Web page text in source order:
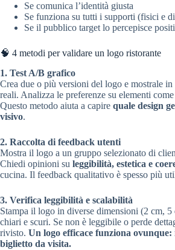
Se comunica l’identità giusta
Se funziona su tutti i supporti (fisici e
Se il pubblico target lo percepisce
🧠 4 metodi per validare un logo ristorante
1. Test A/B grafico
Crea due o più versioni del logo e mostrale
reali. Analizza le preferenze su elementi
Questo metodo aiuta a capire quale design
visivo.
2. Raccolta di feedback utenti
Mostra il logo a un gruppo selezionato di
Chiedi opinioni su leggibilità, estetica e
cucina. Il feedback qualitativo è spesso più
3. Verifica leggibilità e scalabilità
Stampa il logo in diverse dimensioni (2 cm, 5
chiari e scuri. Se non è leggibile o perde
rivisto. Un logo efficace funziona ovunque:
biglietto da visita.